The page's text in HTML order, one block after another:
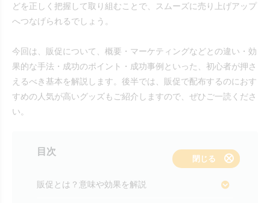
どを正しく把握して取り組むことで、スムーズに売り上げアップ
へつなげられるでしょう。
今回は、販促について、概要・マーケティングなどとの違い・効
果的な手法・成功のポイント・成功事例といった、初心者が押さ
えるべき基本を解説します。後半では、販促で配布するのにおす
すめの人気が高いグッズもご紹介しますので、ぜひご一読くださ
い。
目次
表示する
閉じる
販促とは？意味や効果を解説